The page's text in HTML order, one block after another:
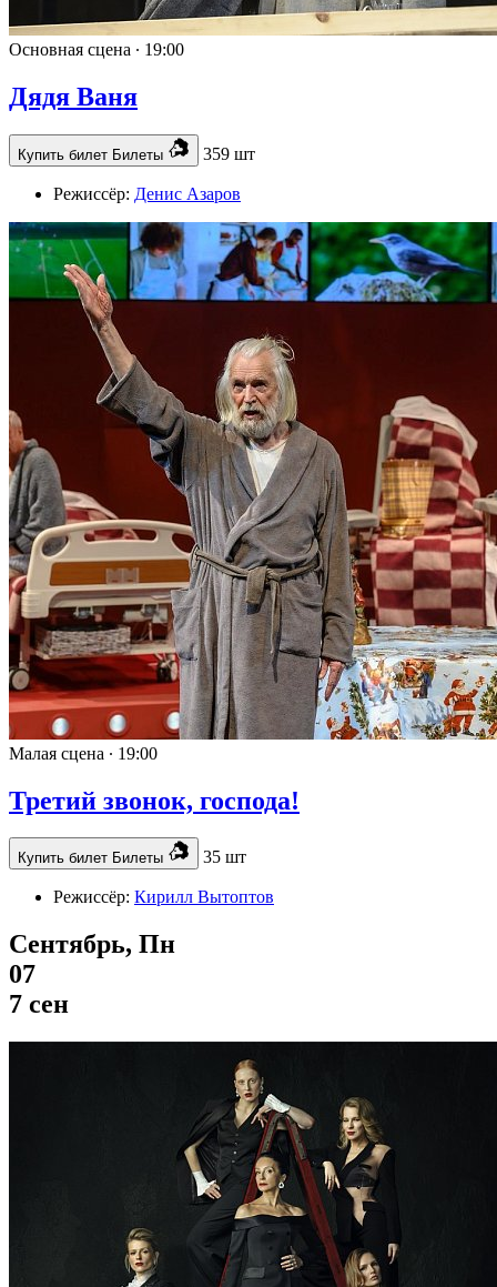
Основная сцена ∙ 19:00
Дядя Ваня
Купить билет Билеты 359 шт
Режиссёр: Денис Азаров
Малая сцена ∙ 19:00
Третий звонок, господа!
Купить билет Билеты 35 шт
Режиссёр: Кирилл Вытоптов
Сентябрь, Пн
07
7 сен